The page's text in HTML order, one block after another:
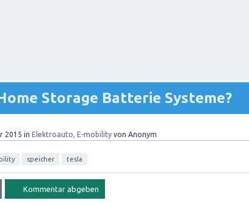
Storage Batterie Systeme?
2015 in Elektroauto, E-mobility von Anonym
speicher tesla